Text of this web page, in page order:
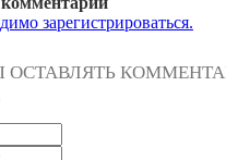
зарегистрироваться.
ОСТАВЛЯТЬ